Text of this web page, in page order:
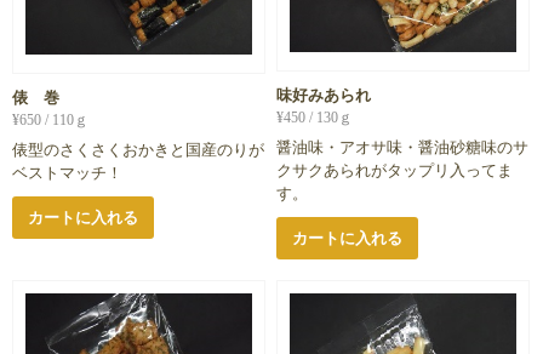
俵 巻
¥650 / 110ｇ
俵型のさくさくおかきと国産のりが
ベストマッチ！
カートに入れる
味好みあられ
¥450 / 130ｇ
醤油味・アオサ味・醤油砂糖味のサ
クサクあられがタップリ入ってま
す。
カートに入れる